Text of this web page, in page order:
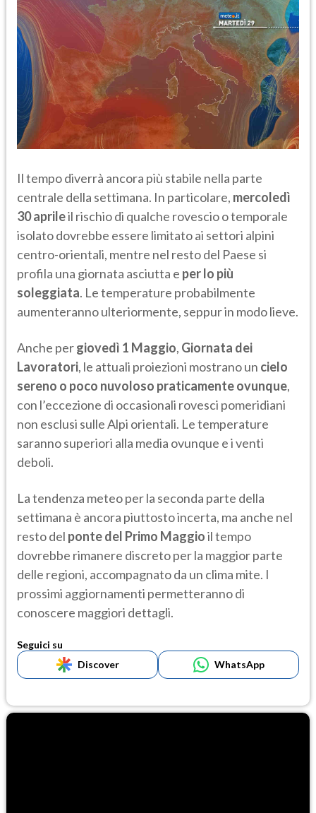
Il tempo diverrà ancora più stabile nella parte
centrale della settimana. In particolare, mercoledì
30 aprileil rischio di qualche rovescio o temporale
isolato dovrebbe essere limitato ai settori alpini
centro-orientali, mentre nel resto del Paese si
profila una giornata asciutta e per lo più
soleggiata. Le temperature probabilmente
aumenteranno ulteriormente, seppur in modo lieve.
Anche pergiovedì 1 Maggio, Giornata dei
Lavoratori, le attuali proiezioni mostrano un cielo
sereno o poco nuvoloso praticamente ovunque,
con l’eccezione di occasionali rovesci pomeridiani
non esclusi sulle Alpi orientali. Le temperature
saranno superiori alla media ovunque e i venti
deboli.
La tendenza meteo per la seconda parte della
settimana è ancora piuttosto incerta, ma anche nel
resto del ponte del Primo Maggioil tempo
dovrebbe rimanere discreto per la maggior parte
delle regioni, accompagnato da un clima mite. I
prossimi aggiornamenti permetteranno di
conoscere maggiori dettagli.
Seguici su
Discover
WhatsApp